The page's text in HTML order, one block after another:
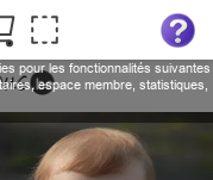
pour les fonctionnalités suivantes
espace membre, statistiques,